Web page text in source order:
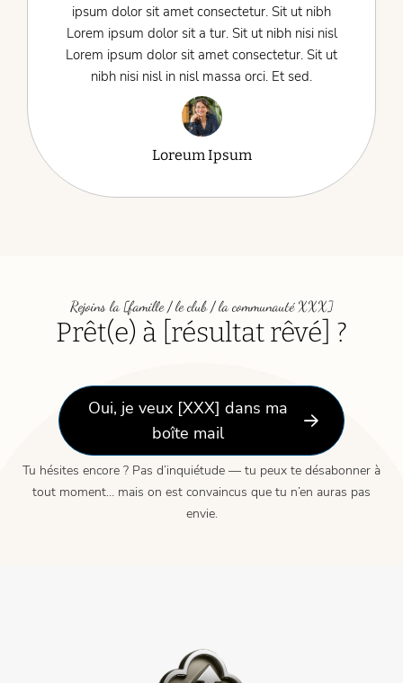
ipsum dolor sit amet consectetur. Sit ut nibh
Lorem ipsum dolor sit a tur. Sit ut nibh nisi nisl
Lorem ipsum dolor sit amet consectetur. Sit ut
nibh nisi nisl in nisl massa orci. Et sed.
Loreum Ipsum
Rejoins la [famille / le club / la communauté XXX]
Prêt(e) à [résultat rêvé] ?
Oui, je veux [XXX] dans ma
boîte mail
Tu hésites encore ? Pas d’inquiétude — tu peux te désabonner à
tout moment… mais on est convaincus que tu n’en auras pas
envie.